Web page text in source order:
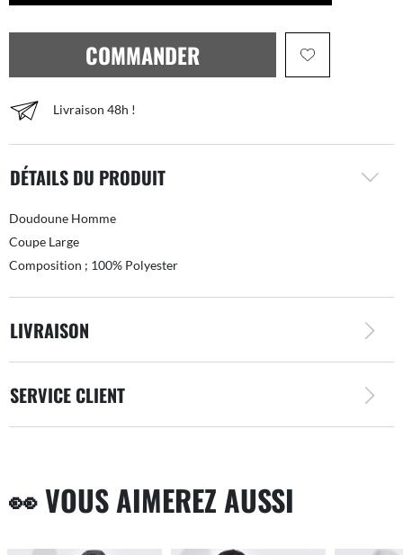
COMMANDER
Livraison 48h !
DÉTAILS DU PRODUIT
Doudoune Homme
Coupe Large
Composition ; 100% Polyester
LIVRAISON
SERVICE CLIENT
👀 VOUS AIMEREZ AUSSI